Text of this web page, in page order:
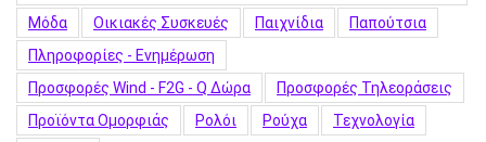
Μόδα
Οικιακές Συσκευές Παιχνίδια
Παπούτσια
Πληροφορίες - Ενημέρωση
Προσφορές Wind - F2G - Q Δώρα
Προσφορές Τηλεοράσεις
Προϊόντα Ομορφιάς
Ρολόι Ρούχα
Τεχνολογία